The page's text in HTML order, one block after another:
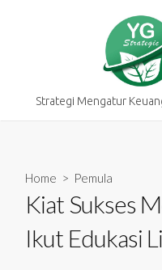
Strategi Mengatur
Home > Pemula
Kiat Sukses
Ikut Edukasi